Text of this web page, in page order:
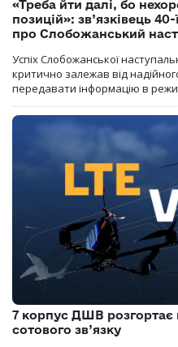
«Треба йти далі, бо
позицій»: зв’язківець
про Слобожанський
Успіх Слобожанської
критично залежав від
передавати інформацію в
7 корпус ДШВ
сотового зв’язку